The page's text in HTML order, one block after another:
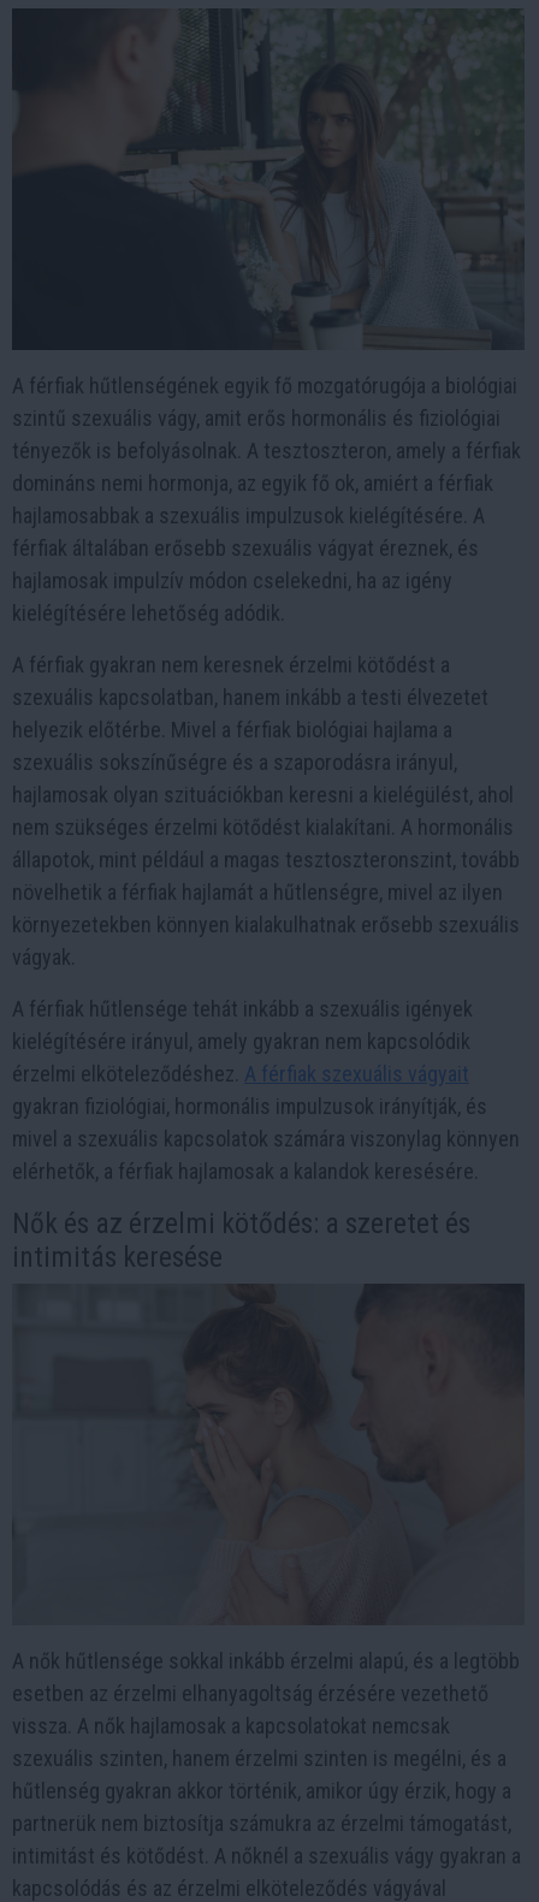
A férfiak hűtlenségének egyik fő mozgatórugója a biológiai
szintű szexuális vágy, amit erős hormonális és fiziológiai
tényezők is befolyásolnak. A tesztoszteron, amely a férfiak
domináns nemi hormonja, az egyik fő ok, amiért a férfiak
hajlamosabbak a szexuális impulzusok kielégítésére. A
férfiak általában erősebb szexuális vágyat éreznek, és
hajlamosak impulzív módon cselekedni, ha az igény
kielégítésére lehetőség adódik.
A férfiak gyakran nem keresnek érzelmi kötődést a
szexuális kapcsolatban, hanem inkább a testi élvezetet
helyezik előtérbe. Mivel a férfiak biológiai hajlama a
szexuális sokszínűségre és a szaporodásra irányul,
hajlamosak olyan szituációkban keresni a kielégülést, ahol
nem szükséges érzelmi kötődést kialakítani. A hormonális
állapotok, mint például a magas tesztoszteronszint, tovább
növelhetik a férfiak hajlamát a hűtlenségre, mivel az ilyen
környezetekben könnyen kialakulhatnak erősebb szexuális
vágyak.
A férfiak hűtlensége tehát inkább a szexuális igények
kielégítésére irányul, amely gyakran nem kapcsolódik
érzelmi elköteleződéshez. A férfiak szexuális vágyait
gyakran fiziológiai, hormonális impulzusok irányítják, és
mivel a szexuális kapcsolatok számára viszonylag könnyen
elérhetők, a férfiak hajlamosak a kalandok keresésére.
Nők és az érzelmi kötődés: a szeretet és
intimitás keresése
A nők hűtlensége sokkal inkább érzelmi alapú, és a legtöbb
esetben az érzelmi elhanyagoltság érzésére vezethető
vissza. A nők hajlamosak a kapcsolatokat nemcsak
szexuális szinten, hanem érzelmi szinten is megélni, és a
hűtlenség gyakran akkor történik, amikor úgy érzik, hogy a
partnerük nem biztosítja számukra az érzelmi támogatást,
intimitást és kötődést. A nőknél a szexuális vágy gyakran a
kapcsolódás és az érzelmi elköteleződés vágyával